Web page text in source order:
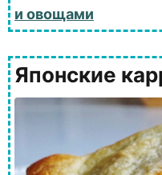
и овощами
Японские